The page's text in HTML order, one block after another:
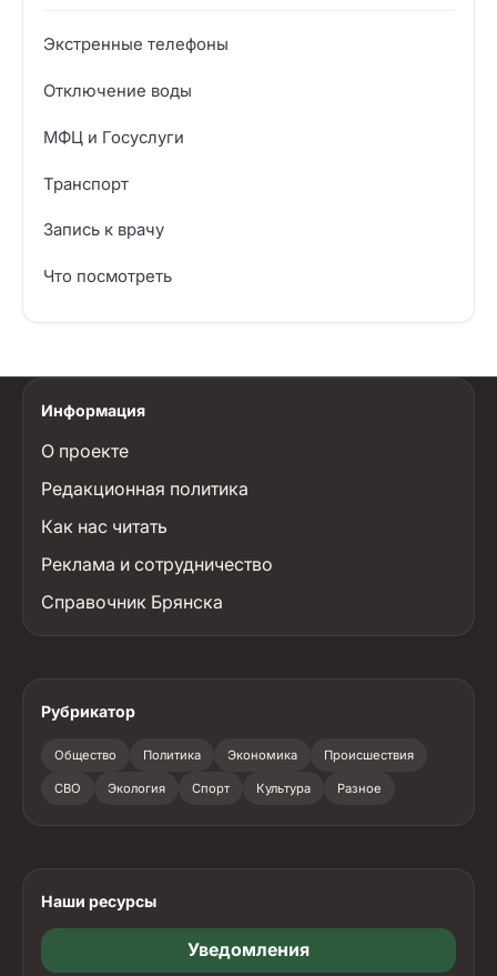
Экстренные телефоны
Отключение воды
МФЦ и Госуслуги
Транспорт
Запись к врачу
Что посмотреть
Информация
О проекте
Редакционная политика
Как нас читать
Реклама и сотрудничество
Справочник Брянска
Рубрикатор
Общество Политика Экономика Происшествия
СВО Экология Спорт Культура Разное
Наши ресурсы
Уведомления